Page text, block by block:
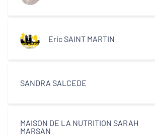
Eric SAINT MARTIN
SANDRA SALCEDE
MAISON DE LA NUTRITION SARAH
MARSAN